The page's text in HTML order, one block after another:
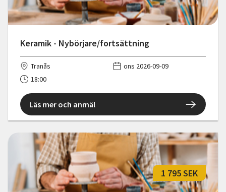
Keramik - Nybörjare/fortsättning
Tranås
ons 2026-09-09
18:00
Läs mer och anmäl
1 795 SEK